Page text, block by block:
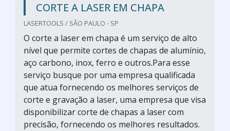
CORTE A LASER EM CHAPA
LASERTOOLS / SÃO PAULO - SP
O corte a laser em chapa é um serviço de alto
nível que permite cortes de chapas de alumínio,
aço carbono, inox, ferro e outros.Para esse
serviço busque por uma empresa qualificada
que atua fornecendo os melhores serviços de
corte e gravação a laser, uma empresa que visa
disponibilizar corte de chapas a laser com
precisão, fornecendo os melhores resultados.